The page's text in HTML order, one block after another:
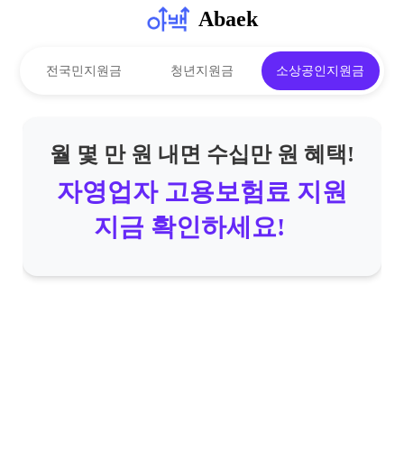
Abaek
전국민지원금 청년지원금 소상공인지원금
월 몇 만 원 내면 수십만 원 혜택!
자영업자 고용보험료 지원
지금 확인하세요!